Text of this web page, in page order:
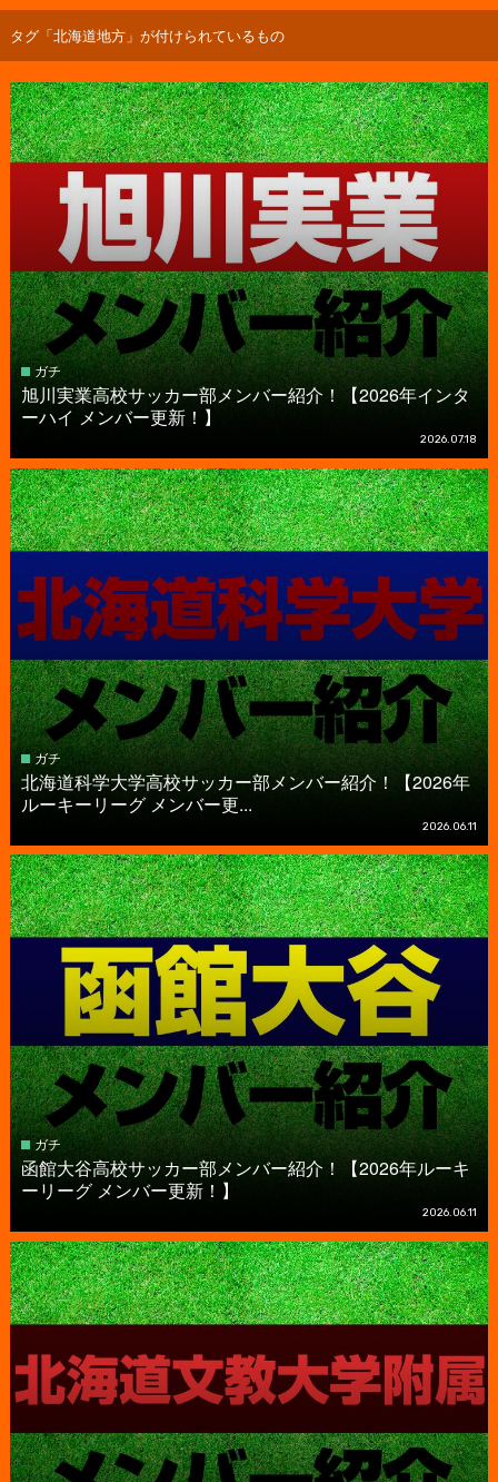
タグ「北海道地方」が付けられているもの
ガチ
旭川実業高校サッカー部メンバー紹介！【2026年インタ
ーハイ メンバー更新！】
2026.07.18
ガチ
北海道科学大学高校サッカー部メンバー紹介！【2026年
ルーキーリーグ メンバー更...
2026.06.11
ガチ
函館大谷高校サッカー部メンバー紹介！【2026年ルーキ
ーリーグ メンバー更新！】
2026.06.11